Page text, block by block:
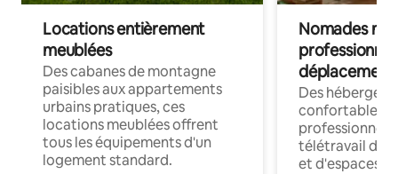
Locations entièrement
meublées
Des cabanes de montagne
paisibles aux appartements
urbains pratiques, ces
locations meublées offrent
tous les équipements d'un
logement standard.
Nomades
déplacement
Des
confortables
professionnels
télétravail
et d'espaces